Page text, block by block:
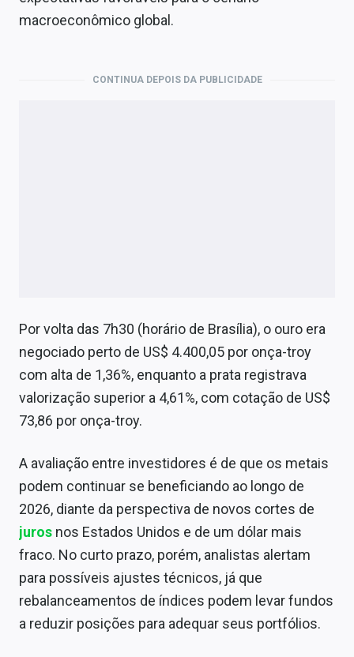
Política
Contato
macroeconômico global.
CONTINUA DEPOIS DA PUBLICIDADE
Por volta das 7h30 (horário de Brasília), o ouro era
negociado perto de US$ 4.400,05 por onça-troy
com alta de 1,36%, enquanto a prata registrava
valorização superior a 4,61%, com cotação de US$
73,86 por onça-troy.
A avaliação entre investidores é de que os metais
podem continuar se beneficiando ao longo de
2026, diante da perspectiva de novos cortes de
juros nos Estados Unidos e de um dólar mais
fraco. No curto prazo, porém, analistas alertam
para possíveis ajustes técnicos, já que
rebalanceamentos de índices podem levar fundos
a reduzir posições para adequar seus portfólios.